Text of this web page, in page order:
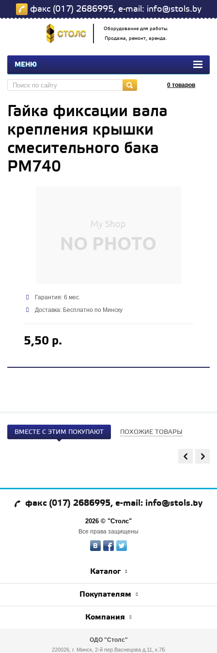
факс (017) 2686995, e-mail: info@stols.by
Оборудование для работы.
Продажа, ремонт, аренда.
МЕНЮ
0 товаров
Гайка фиксации вала
крепления крышки
смесительного бака
РМ740
Гарантия: 6 мес.
Доставка: Бесплатно по Минску
5,50 р.
ВМЕСТЕ С ЭТИМ ПОКУПАЮТ ПОХОЖИЕ ТОВАРЫ
факс (017) 2686995, e-mail: info@stols.by
2026 © "Столс"
Все права защищены
Каталог
Покупателям
Компания
ОДО "Столс"
220026, г. Минск, 2-й пер.Васнецова д.11, к.7Б